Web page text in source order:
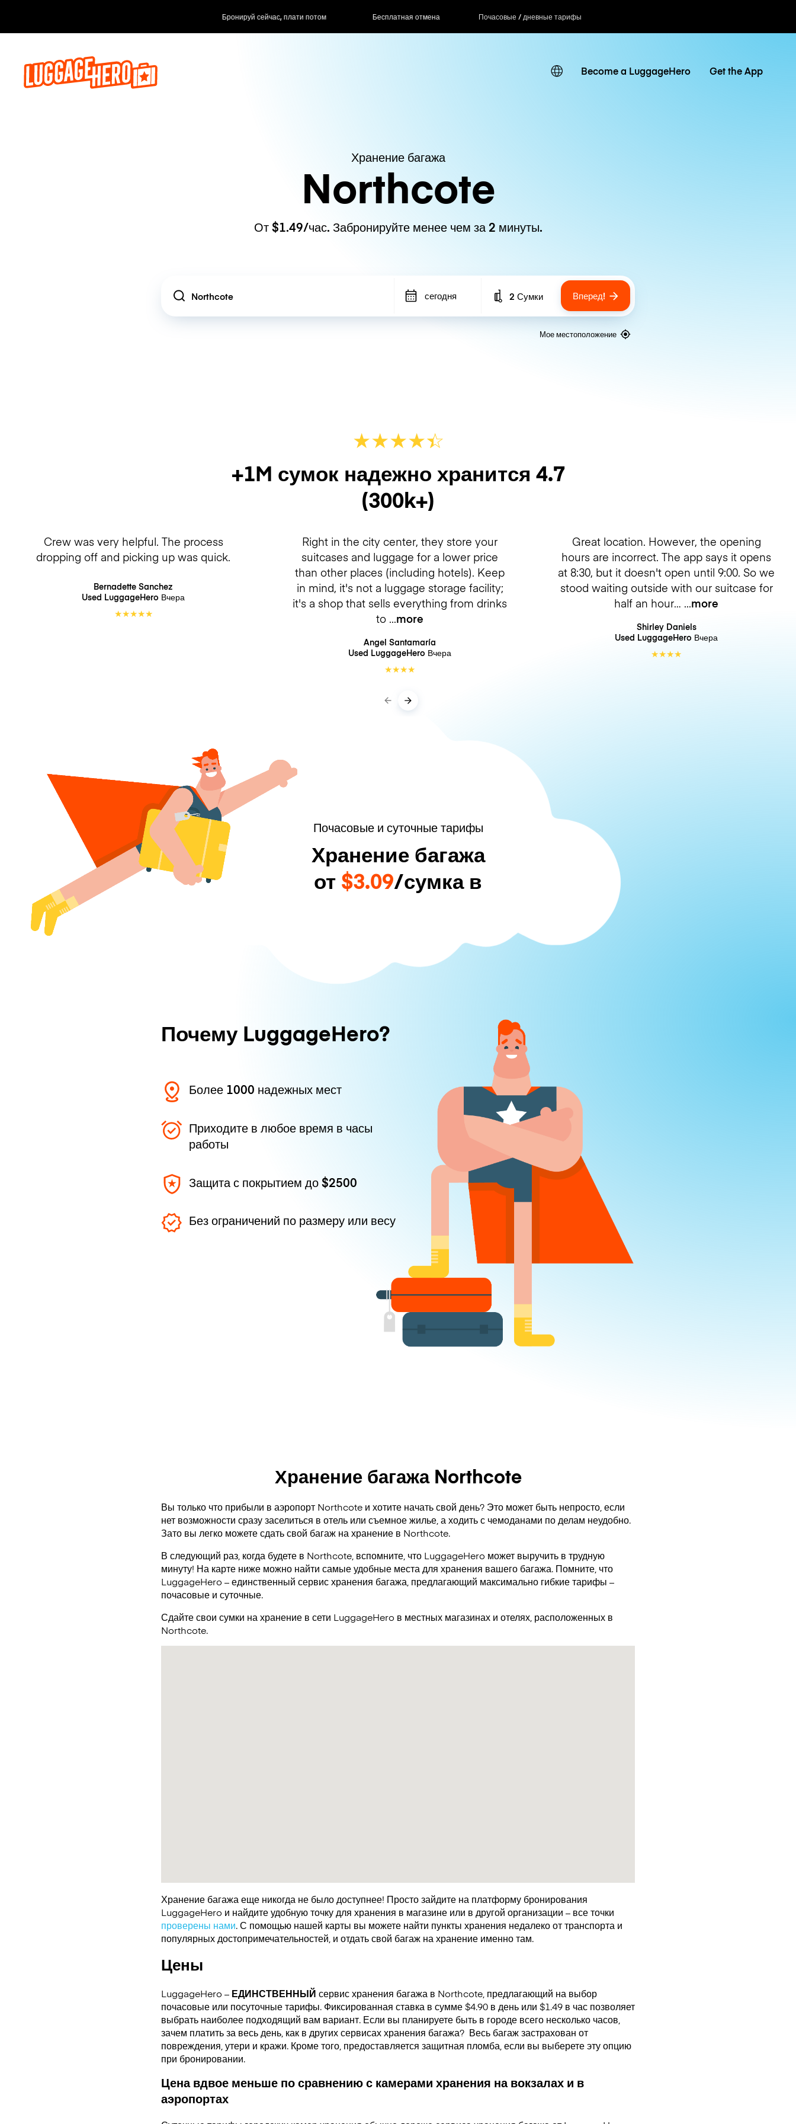
Бронируй сейчас, плати потом Бесплатная отмена Почасовые / дневные тарифы
Become a LuggageHero Get the App
Хранение багажа
Northcote
От $1.49/час. Забронируйте менее чем за 2 минуты.
Location сегодня Number of bags
2 Сумки Вперед!
Мое местоположение
★★★★☆
★
+1M сумок надежно хранится 4.7
(300k+)
Crew was very helpful. The process
dropping off and picking up was quick.
Bernadette Sanchez
Used LuggageHero Вчера
★★★★★
Right in the city center, they store your
suitcases and luggage for a lower price
than other places (including hotels). Keep
in mind, it's not a luggage storage facility;
it's a shop that sells everything from drinks
to
more
Angel Santamaría
Used LuggageHero Вчера
★★★★
Great location. However, the opening
hours are incorrect. The app says it opens
at 8:30, but it doesn't open until 9:00. So we
stood waiting outside with our suitcase for
half an hour…
more
Shirley Daniels
Used LuggageHero Вчера
★★★★
Почасовые и суточные тарифы
Хранение багажа
от $3.09/сумка в
Почему LuggageHero?
Более 1000 надежных мест
Приходите в любое время в часы
работы
Защита с покрытием до$2500
Без ограничений по размеру или весу
Хранение багажа Northcote
Вы только что прибыли в аэропорт Northcote и хотите начать свой день? Это может быть непросто, если
нет возможности сразу заселиться в отель или съемное жилье, а ходить с чемоданами по делам неудобно.
Зато вы легко можете сдать свой багаж на хранение в Northcote.
В следующий раз, когда будете в Northcote, вспомните, что LuggageHero может выручить в трудную
минуту! На карте ниже можно найти самые удобные места для хранения вашего багажа. Помните, что
LuggageHero – единственный сервис хранения багажа, предлагающий максимально гибкие тарифы –
почасовые и суточные.
Сдайте свои сумки на хранение в сети LuggageHero в местных магазинах и отелях, расположенных в
Northcote.
Хранение багажа еще никогда не было доступнее! Просто зайдите на платформу бронирования
LuggageHero и найдите удобную точку для хранения в магазине или в другой организации – все точки
проверены нами. С помощью нашей карты вы можете найти пункты хранения недалеко от транспорта и
популярных достопримечательностей, и отдать свой багаж на хранение именно там.
Цены
LuggageHero – ЕДИНСТВЕННЫЙ сервис хранения багажа в Northcote, предлагающий на выбор
почасовые или посуточные тарифы. Фиксированная ставка в сумме $4.90 в день или $1.49 в час позволяет
выбрать наиболее подходящий вам вариант. Если вы планируете быть в городе всего несколько часов,
зачем платить за весь день, как в других сервисах хранения багажа? Весь багаж застрахован от
повреждения, утери и кражи. Кроме того, предоставляется защитная пломба, если вы выберете эту опцию
при бронировании.
Цена вдвое меньше по сравнению с камерами хранения на вокзалах и в
аэропортах